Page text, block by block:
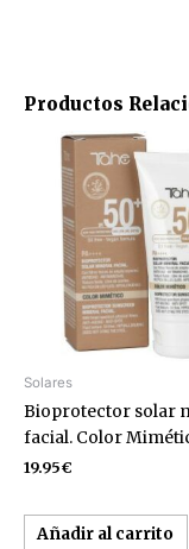
Productos
Solares
Bioprotector solar
facial. Color
19.95€
Añadir al carrito